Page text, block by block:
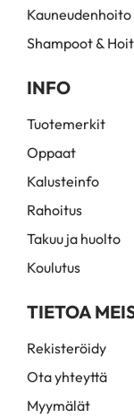
Kauneudenhoito
Shampoot &
INFO
Tuotemerkit
Oppaat
Kalusteinfo
Rahoitus
Takuu ja huolto
Koulutus
TIETOA
Rekisteröidy
Ota yhteyttä
Myymälät